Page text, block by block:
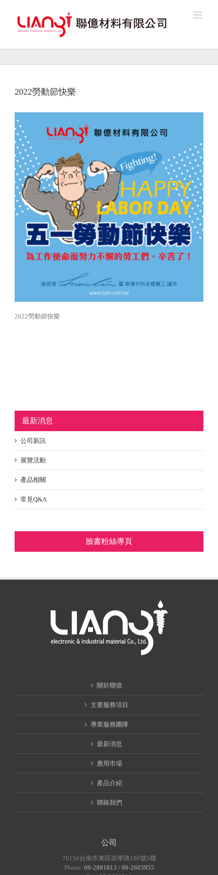
content
2022勞動節快樂
2022勞動節快樂
最新消息
公司新訊
展覽活動
產品相關
常見Q&A
臉書粉絲專頁
關於聯億
主要服務項目
專業服務團隊
最新消息
應用市場
產品介紹
聯絡我們
公司
70156台南市東區崇學路166號5樓
Phone: 06-2881813 / 06-2603955